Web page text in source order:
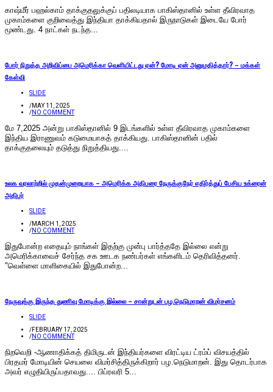
காஷ்மீர் பஹல்காம் தாக்குதலுக்குப் பதிலடியாக பாகிஸ்தானில் உள்ள தீவிரவாத
முகாம்களை குறிவைத்து இந்தியா தாக்கியதால் இருநாடுகள் இடையே போர்
மூண்டது. 4 நாட்கள் நடந்த...
போர் நிறுத்த அறிவிப்பை அமெரிக்கா வெளியிட்டது ஏன்? மோடி ஏன் அனுமதித்தார்? – மக்கள்
கேள்வி
SLIDE
/MAY 11, 2025
/NO COMMENT
மே 7,2025 அன்று பாகிஸ்தானில் 9 இடங்களில் உள்ள தீவிரவாத முகாம்களை
இந்திய இராணுவம் கடுமையாகத் தாக்கியது. பாகிஸ்தானின் பதில்
தாக்குதலையும் தடுத்து நிறுத்தியது....
உலக வரலாற்றில் முதன்முறையாக – அமெரிக்க அதிபரை நேருக்குநேர் எதிர்த்துப் பேசிய உக்ரைன்
அதிபர்
SLIDE
/MARCH 1, 2025
/NO COMMENT
இதுபோன்ற எதையும் நாங்கள் இதற்கு முன்பு பார்த்ததே இல்லை என்று
அமெரிக்காவைச் சேர்ந்த சக ஊடக நண்பர்கள் எங்களிடம் தெரிவித்தனர்.
"வெள்ளை மாளிகையில் இதுபோன்ற...
நேருவுக்கு இருந்த துணிவு மோடிக்கு இல்லை – சான்றுடன் பழ.நெடுமாறன் விமர்சனம்
SLIDE
/FEBRUARY 17, 2025
/NO COMMENT
நிறவெறி -ஆணாதிக்கத் திமிருடன் இந்தியர்களை விரட்டிய ட்ரம்ப் விசயத்தில்
பிரதமர் மோடியின் செயலை விமர்சித்திருக்கிறார் பழ.நெடுமாறன். இது தொடர்பாக
அவர் எழுதியிருப்பதாவது.... பிப்ரவரி 5...